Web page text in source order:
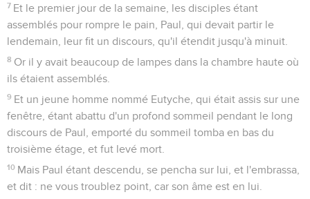
7 Et le premier jour de la semaine, les disciples étant
assemblés pour rompre le pain, Paul, qui devait partir le
lendemain, leur fit un discours, qu'il étendit jusqu'à minuit.
8 Or il y avait beaucoup de lampes dans la chambre haute où
ils étaient assemblés.
9 Et un jeune homme nommé Eutyche, qui était assis sur une
fenêtre, étant abattu d'un profond sommeil pendant le long
discours de Paul, emporté du sommeil tomba en bas du
troisième étage, et fut levé mort.
10 Mais Paul étant descendu, se pencha sur lui, et l'embrassa,
et dit : ne vous troublez point, car son âme est en lui.